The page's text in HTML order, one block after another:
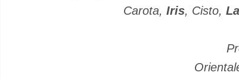
Carota, Iris, Cisto,